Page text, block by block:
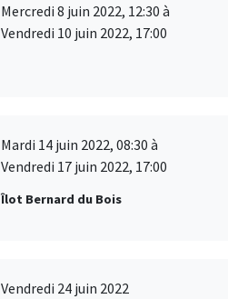
Mercredi 8 juin 2022, 12:30 à
Vendredi 10 juin 2022, 17:00
Mardi 14 juin 2022, 08:30 à
Vendredi 17 juin 2022, 17:00
Îlot Bernard du Bois
Vendredi 24 juin 2022